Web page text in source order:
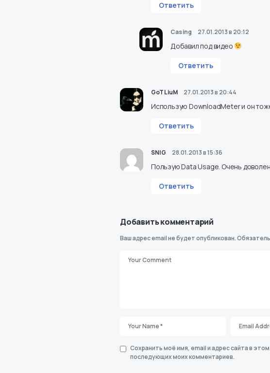
Ответить
Casing 27.01.2013 в 20:12
Добавил под видео
Ответить
GoTLiuM 27.01.2013 в 20:44
ИспользуюDownloadMeterи он
Ответить
SNIG 28.01.2013 в 15:36
Пользую Data Usage. Очень
Ответить
Добавить комментарий
Ваш адрес email не будет опубликован.
Сохранить моё имя, email и адрес сайта в
последующих моих комментариев.